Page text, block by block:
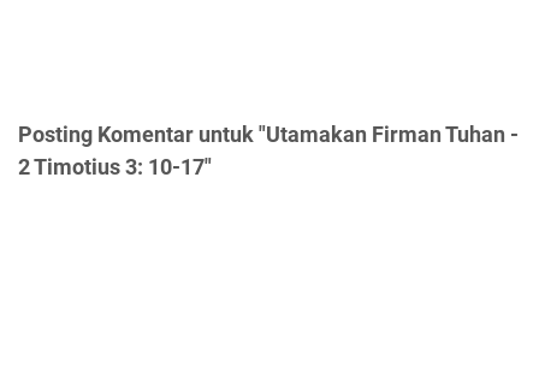
Posting Komentar untuk "Utamakan Firman Tuhan -
2 Timotius 3: 10-17"